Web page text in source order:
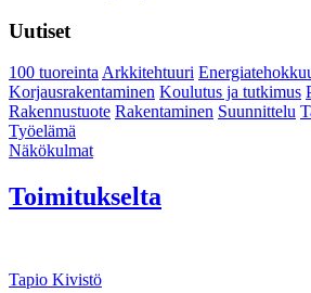
Uutiset
100 tuoreintaArkkitehtuuri
Korjausrakentaminen Koulutus ja tutkimus
Rakennustuote Rakentaminen Suunnittelu
Työelämä
Näkökulmat
Toimitukselta
Tapio Kivistö